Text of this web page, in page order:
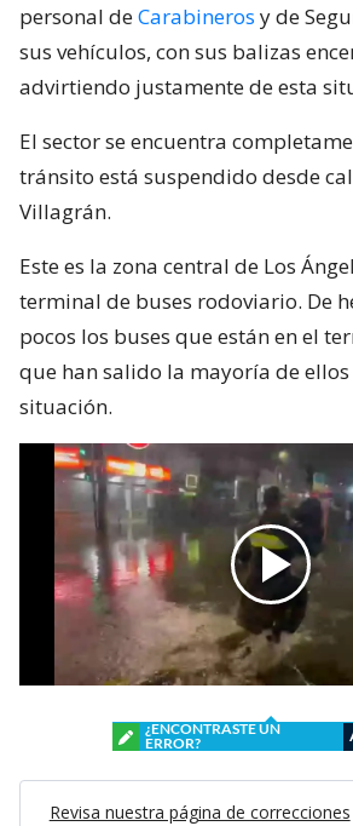
personal deCarabineros y de
sus vehículos, con sus balizas
advirtiendo justamente de esta
El sector se encuentra
tránsito está suspendido desde
Villagrán.
Este es la zona central de Los
terminal de buses rodoviario. De
pocos los buses que están en el
que han salido la mayoría de
situación.
¿ENCONTRASTE UN
ERROR?
Revisa nuestra página de correcciones